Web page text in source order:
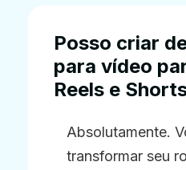
Posso criar
para vídeo
Reels e
Absolutamente.
transformar seu